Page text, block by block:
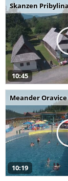
Skanzen
10:45
Meander Oravice
10:19